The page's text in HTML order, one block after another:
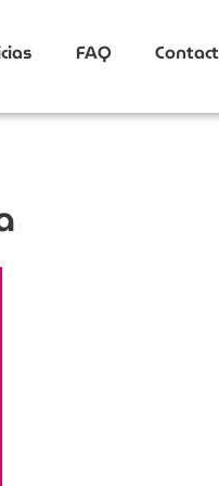
FAQ